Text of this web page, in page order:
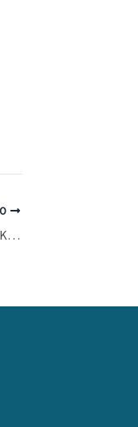
Επίσκεψη του Γενικού Γραμματέα Κοινωνικής Αλληλεγγύης και Καταπολέμησης της Φτώχειας κ. Πύρρου Πρ. στο Κ.Κ.Π.Π.Θεσσαλίας